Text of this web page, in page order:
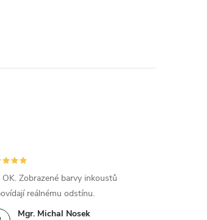
Mgr. Michal Nosek
OK. Zobrazené barvy inkoustů
reálnému odstínu.